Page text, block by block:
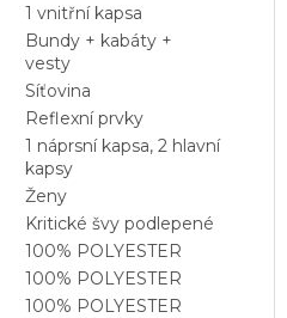
1 vnitřní kapsa
Bundy + kabáty +
vesty
Síťovina
Reflexní prvky
1 náprsní kapsa, 2 hlavní
kapsy
Ženy
Kritické švy podlepené
100% POLYESTER
100% POLYESTER
100% POLYESTER